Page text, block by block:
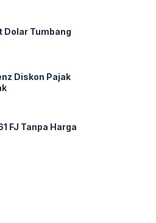
Dolar Tumbang
Diskon Pajak
FJ Tanpa Harga